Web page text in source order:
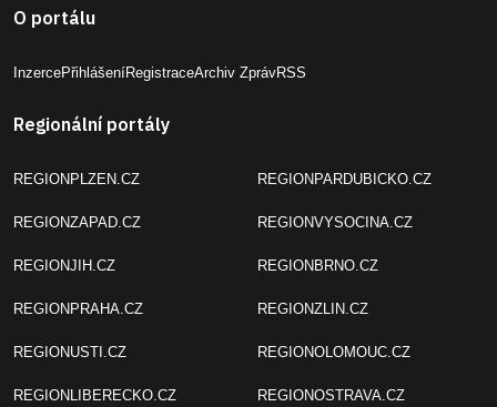
O portálu
InzercePřihlášeníRegistraceArchiv ZprávRSS
Regionální portály
REGIONPLZEN.CZ
REGIONZAPAD.CZ
REGIONJIH.CZ
REGIONPRAHA.CZ
REGIONUSTI.CZ
REGIONLIBERECKO.CZ
REGIONPARDUBICKO.CZ
REGIONVYSOCINA.CZ
REGIONBRNO.CZ
REGIONZLIN.CZ
REGIONOLOMOUC.CZ
REGIONOSTRAVA.CZ